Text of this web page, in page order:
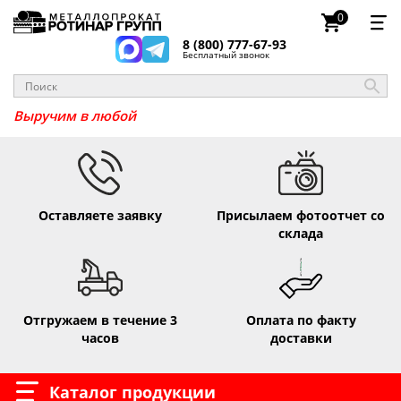
8 (800) 777-67-93
Бесплатный звонок
0
Выручим в люб
Оставляете заявку
Присылаем фотоотчет со
склада
Отгружаем в течение 3
часов
Оплата по факту
доставки
Каталог продукции